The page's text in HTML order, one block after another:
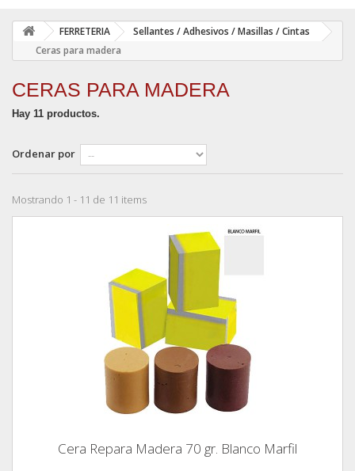
FERRETERIA
Sellantes / Adhesivos / Masillas / Cintas
Ceras para madera
CERAS PARA MADERA
Hay 11 productos.
Ordenar por
Mostrando 1 - 11 de 11 items
Cera Repara Madera 70 gr. Blanco Marfil